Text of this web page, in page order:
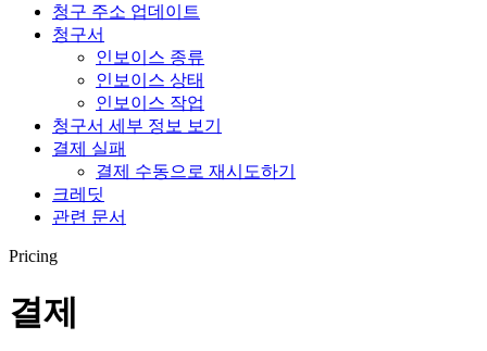
청구 주소 업데이트
청구서
인보이스 종류
인보이스 상태
인보이스 작업
청구서 세부 정보 보기
결제 실패
결제 수동으로 재시도하기
크레딧
관련 문서
Pricing
결제